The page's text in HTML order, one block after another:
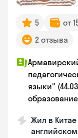
5 от
2 отзыва
языки"
Жил в
английском